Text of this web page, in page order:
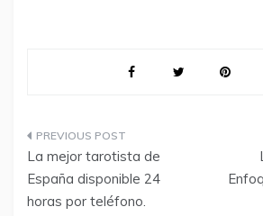
Navegación
de
La mejor tarotista de
España disponible 24
horas por teléfono.